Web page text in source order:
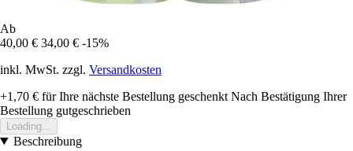
Ab
40,00 € 34,00 € -15%
inkl. MwSt. zzgl. Versandkosten
+1,70 € für Ihre nächste Bestellung geschenkt Nach Bestätigung Ihrer
Bestellung gutgeschrieben
Loading...
Beschreibung